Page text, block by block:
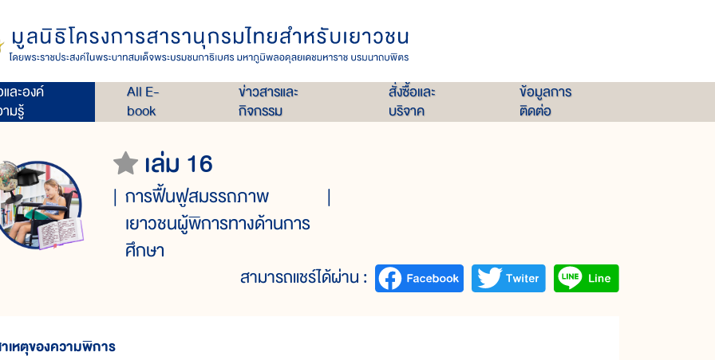
ละองค์
มรู้
All E-
book
ข่าวสารและ
กิจกรรม
สั่งซื้อและ
บริจาค
ข้อมูลการ
ติดต่อ
เล่ม 16
การฟื้นฟูสมรรถภาพ
เยาวชนผู้พิการทางด้านการ
ศึกษา
สามารถแชร์ได้ผ่าน :
เหตุของความพิการ